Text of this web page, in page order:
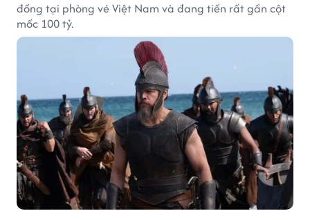
đồng tại phòng vé Việt Nam và đang tiến rất gần cột
mốc 100 tỷ.